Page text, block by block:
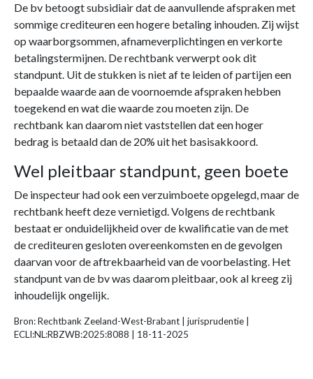
De bv betoogt subsidiair dat de aanvullende afspraken met
sommige crediteuren een hogere betaling inhouden. Zij wijst
op waarborgsommen, afnameverplichtingen en verkorte
betalingstermijnen. De rechtbank verwerpt ook dit
standpunt. Uit de stukken is niet af te leiden of partijen een
bepaalde waarde aan de voornoemde afspraken hebben
toegekend en wat die waarde zou moeten zijn. De
rechtbank kan daarom niet vaststellen dat een hoger
bedrag is betaald dan de 20% uit het basisakkoord.
Wel pleitbaar standpunt, geen boete
De inspecteur had ook een verzuimboete opgelegd, maar de
rechtbank heeft deze vernietigd. Volgens de rechtbank
bestaat er onduidelijkheid over de kwalificatie van de met
de crediteuren gesloten overeenkomsten en de gevolgen
daarvan voor de aftrekbaarheid van de voorbelasting. Het
standpunt van de bv was daarom pleitbaar, ook al kreeg zij
inhoudelijk ongelijk.
Bron: Rechtbank Zeeland-West-Brabant | jurisprudentie |
ECLI:NL:RBZWB:2025:8088 | 18-11-2025